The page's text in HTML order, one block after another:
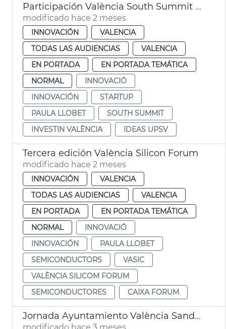
Participación València South Summit 2026
modificado hace 2 meses
INNOVACIÓN
VALENCIA
TODAS LAS AUDIENCIAS
VALENCIA
EN PORTADA
EN PORTADA TEMÁTICA
NORMAL
INNOVACIÓ
INNOVACIÓN
STARTUP
PAULA LLOBET
SOUTH SUMMIT
INVESTIN VALÈNCIA
IDEAS UPSV
Tercera edición València Silicon Forum
modificado hace 2 meses
INNOVACIÓN
VALENCIA
TODAS LAS AUDIENCIAS
VALENCIA
EN PORTADA
EN PORTADA TEMÁTICA
NORMAL
INNOVACIÓ
INNOVACIÓN
PAULA LLOBET
SEMICONDUCTORS
VASIC
VALÈNCIA SILICOM FORUM
SEMICONDUCTORES
CAIXA FORUM
Jornada Ayuntamiento València Sandbox Startup València
modificado hace 3 meses